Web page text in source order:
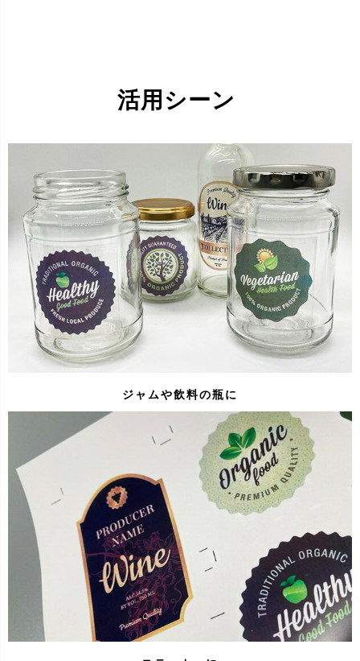
活用シーン
ジャムや飲料の瓶に